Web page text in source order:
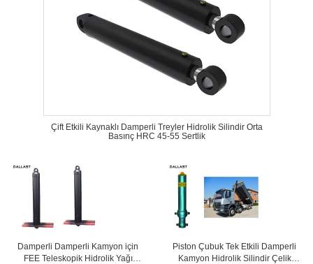
Çift Etkili Kaynaklı Damperli Treyler Hidrolik Silindir Orta
Basınç HRC 45-55 Sertlik
Damperli Damperli Kamyon için
FEE Teleskopik Hidrolik Yağı
Piston Çubuk Tek Etkili Damperli
Kamyon Hidrolik Silindir Çelik